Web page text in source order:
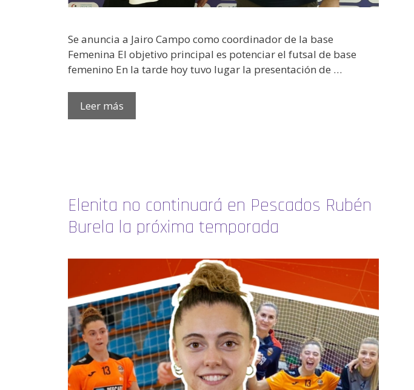
Se anuncia a Jairo Campo como coordinador de la base
Femenina El objetivo principal es potenciar el futsal de base
femenino En la tarde hoy tuvo lugar la presentación de …
Leer más
Elenita no continuará en Pescados Rubén
Burela la próxima temporada